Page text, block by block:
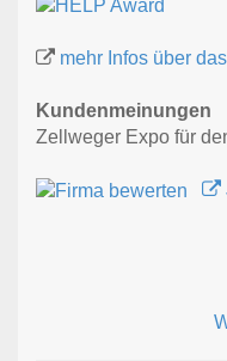
mehr Infos über
Kundenmeinungen
Zellweger Expo für